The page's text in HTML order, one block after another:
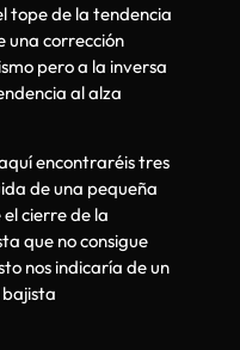
tope de la tendencia
una corrección
pero a la inversa
al alza
encontraréis tres
de una pequeña
cierre de la
que no consigue
nos indicaría de un